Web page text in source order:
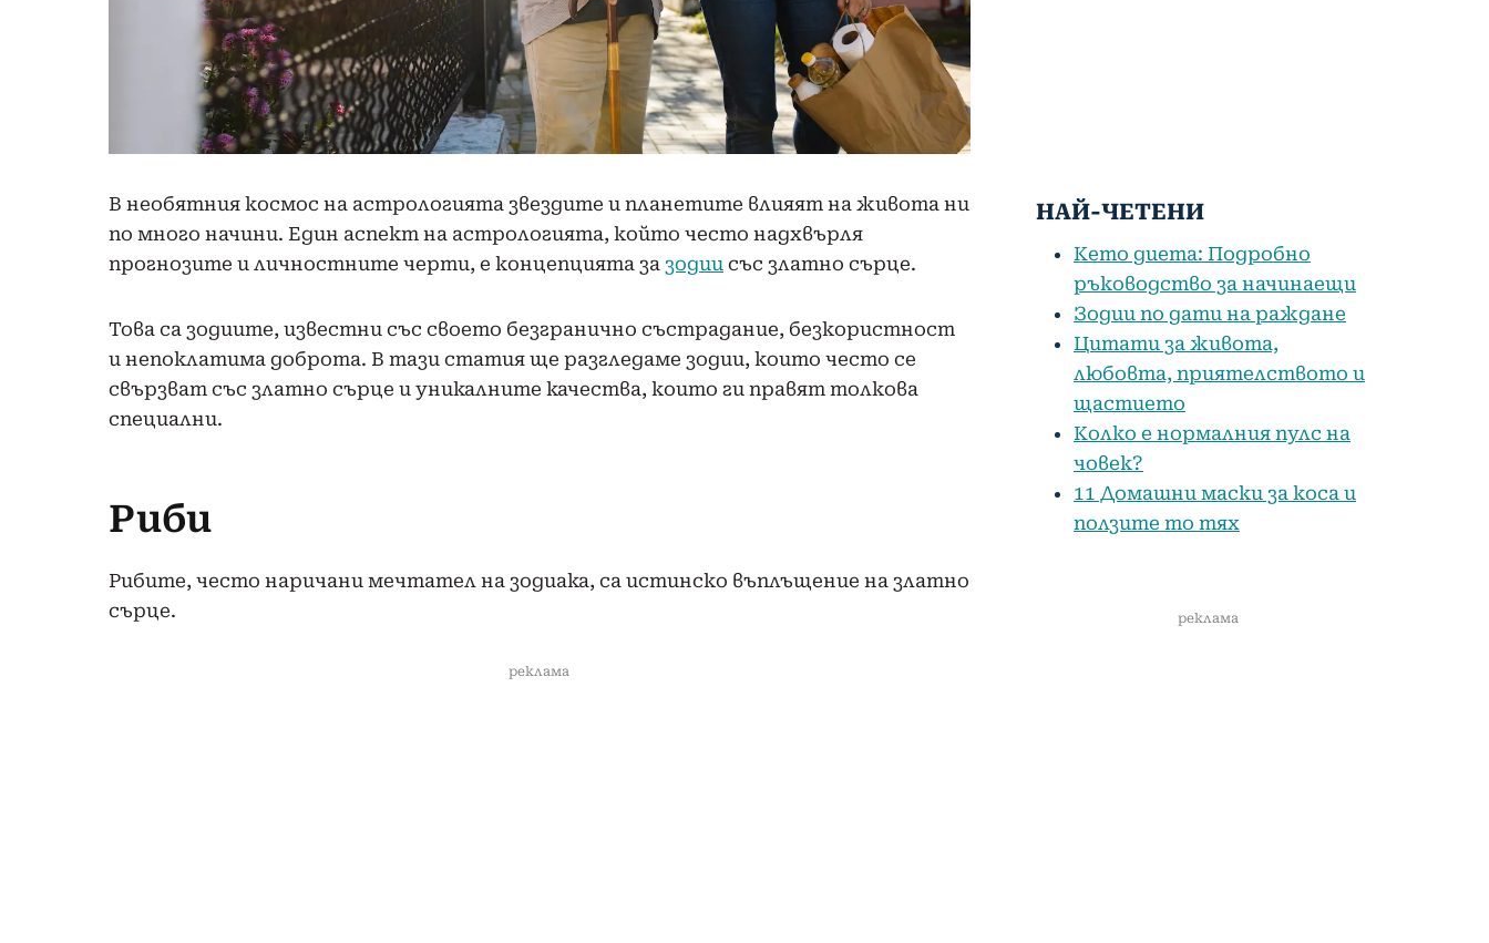
В необятния космос на астрологията звездите и планетите влияят на живота ни
по много начини. Един аспект на астрологията, който често надхвърля
прогнозите и личностните черти, е концепцията за зодии със златно сърце.
Това са зодиите, известни със своето безгранично състрадание, безкористност
и непоклатима доброта. В тази статия ще разгледаме зодии, които често се
свързват със златно сърце и уникалните качества, които ги правят толкова
специални.
Риби
Рибите, често наричани мечтател на зодиака, са истинско въплъщение на златно
сърце.
реклама
НАЙ-ЧЕТЕНИ
Кето диета: Подробно
ръководство за начинаещи
Зодии по дати на раждане
Цитати за живота,
любовта, приятелството и
щастието
Колко е нормалния пулс на
човек?
11 Домашни маски за коса и
ползите то тях
реклама